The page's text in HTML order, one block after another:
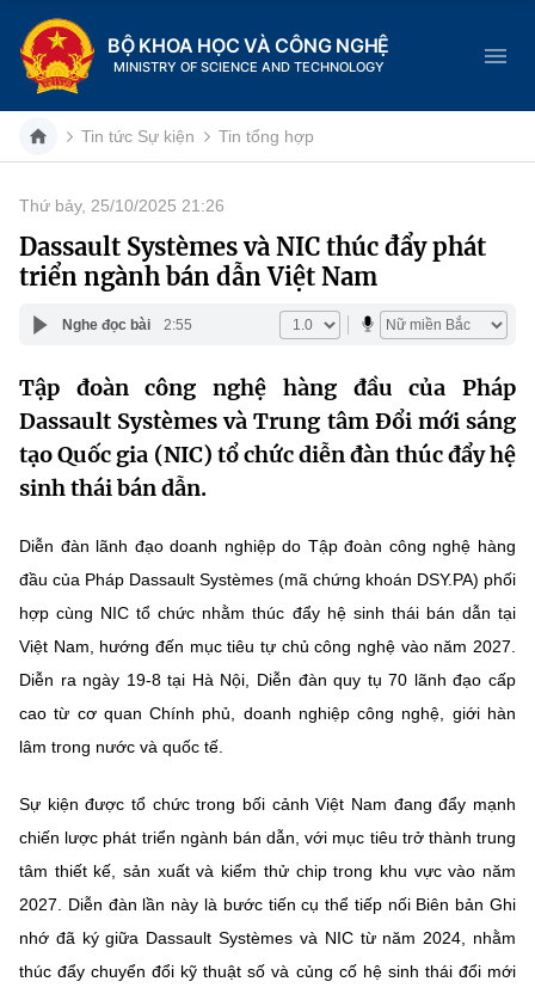
BỘ KHOA HỌC VÀ CÔNG NGHỆ
MINISTRY OF SCIENCE AND TECHNOLOGY
Danh mục
Trang chủ
Giới thiệu
Chức năng nhiệm vụ
Cơ cấu tổ chức
Sở Khoa học và Công nghệ
Tin tức sự kiện
Khoa học và Công nghệ
Chuyển đổi số
Bưu chính, Viễn thông
Sở hữu trí tuệ
Tiêu chuẩn, đo lường, chất lượng
Năng lượng nguyên tử
Tin tổng hợp
Dịch vụ công
Văn bản chỉ đạo điều hành
Lấy ý kiến người dân về dự thảo VBQPPL
THỐNG KÊ
Khoa học và Công nghệ
Bưu chính, Viễn thông
Sở hữu trí tuệ
Tiêu chuẩn, đo lường, chất lượng
Multimedia
THƯ ĐIỆN TỬ
Infographic
Voice
Tin tức Sự kiện Tin tổng hợp
Thứ bảy, 25/10/2025 21:26
Dassault Systèmes và NIC thúc đẩy phát
triển ngành bán dẫn Việt Nam
Nghe đọc bài 2:55
Tập đoàn công nghệ hàng đầu của Pháp
Dassault Systèmes và Trung tâm Đổi mới sáng
tạo Quốc gia (NIC) tổ chức diễn đàn thúc đẩy hệ
sinh thái bán dẫn.
Diễn đàn lãnh đạo doanh nghiệp do Tập đoàn công nghệ hàng
đầu của Pháp Dassault Systèmes (mã chứng khoán DSY.PA) phối
hợp cùng NIC tổ chức nhằm thúc đẩy hệ sinh thái bán dẫn tại
Việt Nam, hướng đến mục tiêu tự chủ công nghệ vào năm 2027.
Diễn ra ngày 19-8 tại Hà Nội, Diễn đàn quy tụ 70 lãnh đạo cấp
cao từ cơ quan Chính phủ, doanh nghiệp công nghệ, giới hàn
lâm trong nước và quốc tế.
Sự kiện được tổ chức trong bối cảnh Việt Nam đang đẩy mạnh
chiến lược phát triển ngành bán dẫn, với mục tiêu trở thành trung
tâm thiết kế, sản xuất và kiểm thử chip trong khu vực vào năm
2027. Diễn đàn lần này là bước tiến cụ thể tiếp nối Biên bản Ghi
nhớ đã ký giữa Dassault Systèmes và NIC từ năm 2024, nhằm
thúc đẩy chuyển đổi kỹ thuật số và củng cố hệ sinh thái đổi mới